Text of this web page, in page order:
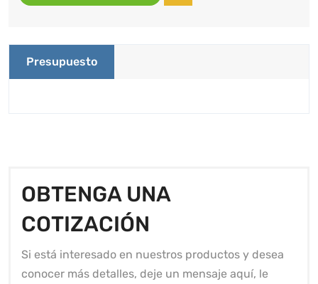
Presupuesto
OBTENGA UNA
COTIZACIÓN
Si está interesado en nuestros productos y desea
conocer más detalles, deje un mensaje aquí, le